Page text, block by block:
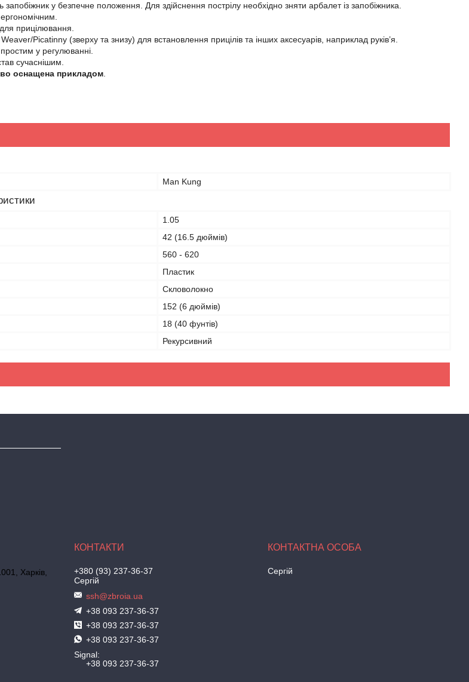
у безпечне положення. Для здійснення пострілу необхідно зняти арбалет із запобіжника.
прицілювання.
Picatinny (зверху та знизу) для встановлення прицілів та інших аксесуарів, наприклад руків’я.
у регулюванні.
сучаснішим.
оснащена прикладом
Man Kung
1.05
42 (16.5 дюймів)
560 - 620
Пластик
Скловолокно
152 (6 дюймів)
18 (40 фунтів)
Рекурсивний
Харків,
+380 (93) 237-36-37
Сергій
ssh@zbroia.ua
+38 093 237-36-37
+38 093 237-36-37
+38 093 237-36-37
Signal
+38 093 237-36-37
Сергій